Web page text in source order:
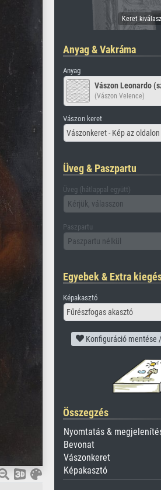
Anyag & Vakráma
Anyag
Vászon Leonardo
(Vászon Velence)
Vászon keret
Vászonkeret - Kép az
Üveg & Paszpartu
Üveg (hátlappal együtt)
Kérjük, válasszon
Paszpartu
Paszpartu nélkül
Egyebek & Extra
Képakasztó
Fűrészfogas akasztó
Konfiguráció mentése
Összegzés
Nyomtatás &
Bevonat
Vászonkeret
Képakasztó